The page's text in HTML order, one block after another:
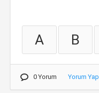
A B
0 Yorum Yorum Yap